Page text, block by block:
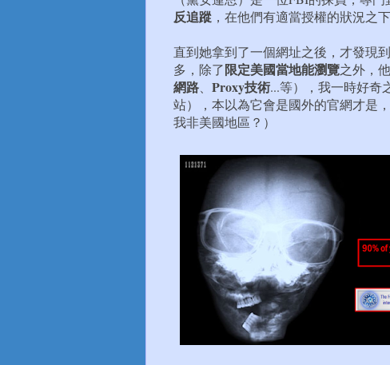
反追蹤 ，在他們有適當授權的狀況之
直到她拿到了一個網址之後，才發現
多，除了限定美國當地能瀏覽之外，
網路
Proxy技術...等），我一時好奇
站），本以為它會是國外的官網才是
我非美國地區？）